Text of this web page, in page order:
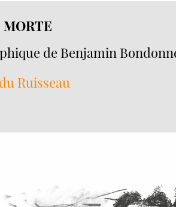
MORTE
de Benjamin
Ruisseau